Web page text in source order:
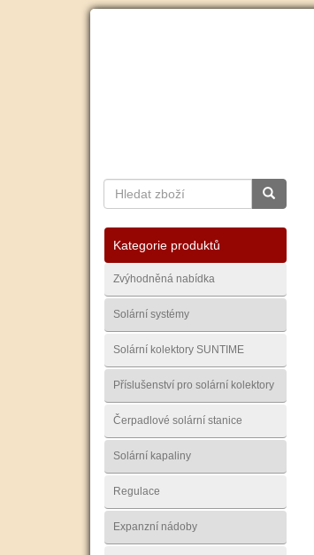
Kategorie produktů
Zvýhodněná nabídka
Solární systémy
Solární kolektory SUNTIME
Příslušenství pro solární kolektory
Čerpadlové solární stanice
Solární kapaliny
Regulace
Expanzní nádoby